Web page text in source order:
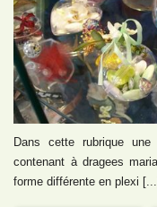
Dans cette rubrique
contenant à dragees
forme différente en plexi [...]